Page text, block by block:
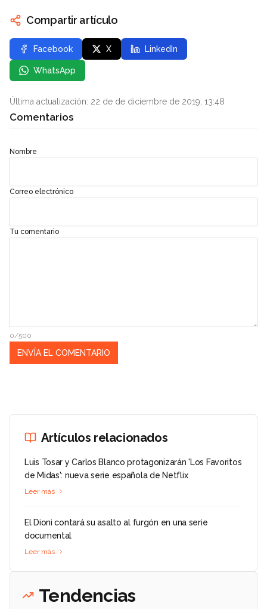
Compartir artículo
Facebook X LinkedIn
WhatsApp
Última actualización: 22 de de diciembre de 2019, 13:48
Comentarios
Nombre
Correo electrónico
Tu comentario
0/500
Artículos relacionados
Luis Tosar y Carlos Blanco protagonizarán 'Los Favoritos
de Midas': nueva serie española de Netflix
Leer más
El Dioni contará su asalto al furgón en una serie
documental
Leer más
Tendencias